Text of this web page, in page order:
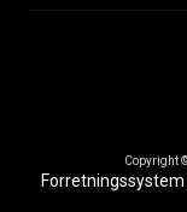
Copyright
Forretningssystem